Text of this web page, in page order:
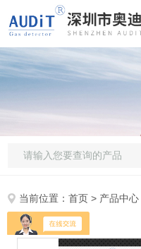
当前位置：首页 > 产品中心